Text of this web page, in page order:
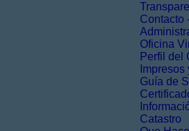
Contacto
Oficina
Perfil del
Guía de
Catastro